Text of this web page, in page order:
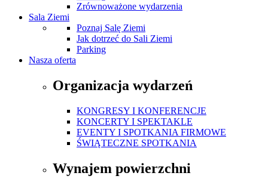
Zrównoważone wydarzenia
Sala Ziemi
Poznaj Salę Ziemi
Jak dotrzeć do Sali Ziemi
Parking
Nasza oferta
Organizacja wydarzeń
KONGRESY I KONFERENCJE
KONCERTY I SPEKTAKLE
EVENTY I SPOTKANIA FIRMOWE
ŚWIĄTECZNE SPOTKANIA
Wynajem powierzchni